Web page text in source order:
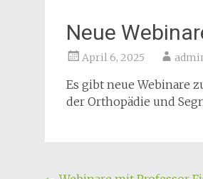
Neue
April 6, 2025
Es gibt neue Webinare
der Orthopädie und